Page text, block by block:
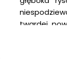
twardej
sprawiają,